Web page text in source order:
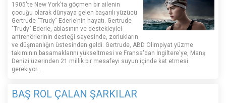
1905'te New York'ta göçmen bir ailenin
çocuğu olarak dünyaya gelen başarılı yüzücü
Gertrude "Trudy" Ederle’nin hayatı. Gertrude
"Trudy" Ederle, ablasının ve destekleyici
antrenörlerinin desteği sayesinde, zorlukların
ve düşmanlığın üstesinden geldi. Gertrude, ABD Olimpiyat yüzme
takımının basamaklarını yükseltmesi ve Fransa'dan İngiltere'ye, Manş
Denizi üzerinden 21 millik bir mesafeyi suyun içinde kat etmesi
gerekiyor...
BAŞ ROL ÇALAN ŞARKILAR